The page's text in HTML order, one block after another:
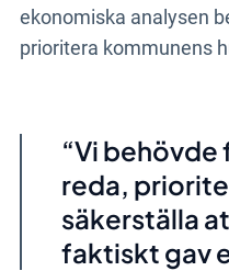
ekonomiska analysen
prioritera kommunens
Vi behövde
reda,
säkerställa
faktiskt gav